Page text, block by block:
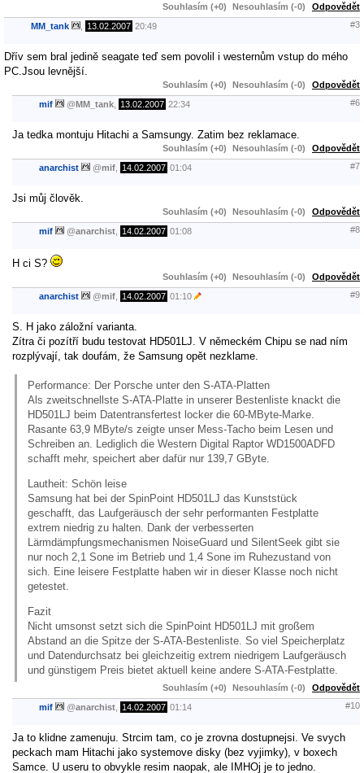
Souhlasím (+0) Nesouhlasím (-0) Odpovědět
MM_tank 13.02.2007 20:49 #3
Dřív sem bral jedině seagate teď sem povolil i westernům vstup do mého
PC.Jsou levnější.
Souhlasím (+0) Nesouhlasím (-0) Odpovědět
mif @MM_tank 13.02.2007 22:34 #6
Ja tedka montuju Hitachi a Samsungy. Zatim bez reklamace.
Souhlasím (+0) Nesouhlasím (-0) Odpovědět
anarchist @mif 14.02.2007 01:04 #7
Jsi můj člověk.
Souhlasím (+0) Nesouhlasím (-0) Odpovědět
mif @anarchist 14.02.2007 01:08 #8
H ci S?
Souhlasím (+0) Nesouhlasím (-0) Odpovědět
anarchist @mif 14.02.2007 01:10 #9
S. H jako záložní varianta.
Zítra či pozítří budu testovat HD501LJ. V německém Chipu se nad ním
rozplývají, tak doufám, že Samsung opět nezklame.
Performance: Der Porsche unter den S-ATA-Platten
Als zweitschnellste S-ATA-Platte in unserer Bestenliste knackt die
HD501LJ beim Datentransfertest locker die 60-MByte-Marke.
Rasante 63,9 MByte/s zeigte unser Mess-Tacho beim Lesen und
Schreiben an. Lediglich die Western Digital Raptor WD1500ADFD
schafft mehr, speichert aber dafür nur 139,7 GByte.
Lautheit: Schön leise
Samsung hat bei der SpinPoint HD501LJ das Kunststück
geschafft, das Laufgeräusch der sehr performanten Festplatte
extrem niedrig zu halten. Dank der verbesserten
Lärmdämpfungsmechanismen NoiseGuard und SilentSeek gibt sie
nur noch 2,1 Sone im Betrieb und 1,4 Sone im Ruhezustand von
sich. Eine leisere Festplatte haben wir in dieser Klasse noch nicht
getestet.
Fazit
Nicht umsonst setzt sich die SpinPoint HD501LJ mit großem
Abstand an die Spitze der S-ATA-Bestenliste. So viel Speicherplatz
und Datendurchsatz bei gleichzeitig extrem niedrigem Laufgeräusch
und günstigem Preis bietet aktuell keine andere S-ATA-Festplatte.
Souhlasím (+0) Nesouhlasím (-0) Odpovědět
mif @anarchist 14.02.2007 01:14 #10
Ja to klidne zamenuju. Strcim tam, co je zrovna dostupnejsi. Ve svych
peckach mam Hitachi jako systemove disky (bez vyjimky), v boxech
Samce. U useru to obvykle resim naopak, ale IMHOj je to jedno.